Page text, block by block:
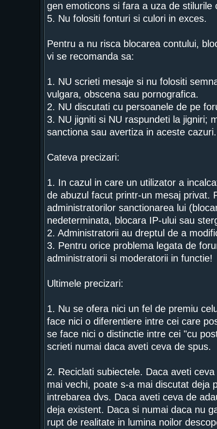
gen emoticons si fara a uza de stilurile
5. Nu folositi fonturi si culori in exces.
Pentru a nu risca blocarea contului,
vi se recomanda sa:
1. NU scrieti mesaje si nu folositi
vulgara, obscena sau pornografica.
2. NU discutati cu persoanele de pe
3. NU jigniti si NU raspundeti la jigniri;
sanctiona sau avertiza in aceste cazuri.
Cateva precizari:
1. In cazul in care un utilizator a
de abuzul facut printr-un mesaj privat.
administratorilor sanctionarea lui
nedeterminata, blocara IP-ului sau
2. Administratorii au dreptul de a
3. Pentru orice problema legata de
administratorii si moderatorii in functie!
Ultimele precizari:
1. Nu se ofera nici un fel de premiu
face nici o diferentiere intre cei care
se face nici o distinctie intre cei "cu
scrieti numai daca aveti ceva de spus.
2. Reciclati subiectele. Daca aveti
mai vechi, poate s-a mai discutat deja
intrebarea dvs. Daca aveti ceva de
deja existent. Daca si numai daca nu
rupt de realitate in lumina noilor